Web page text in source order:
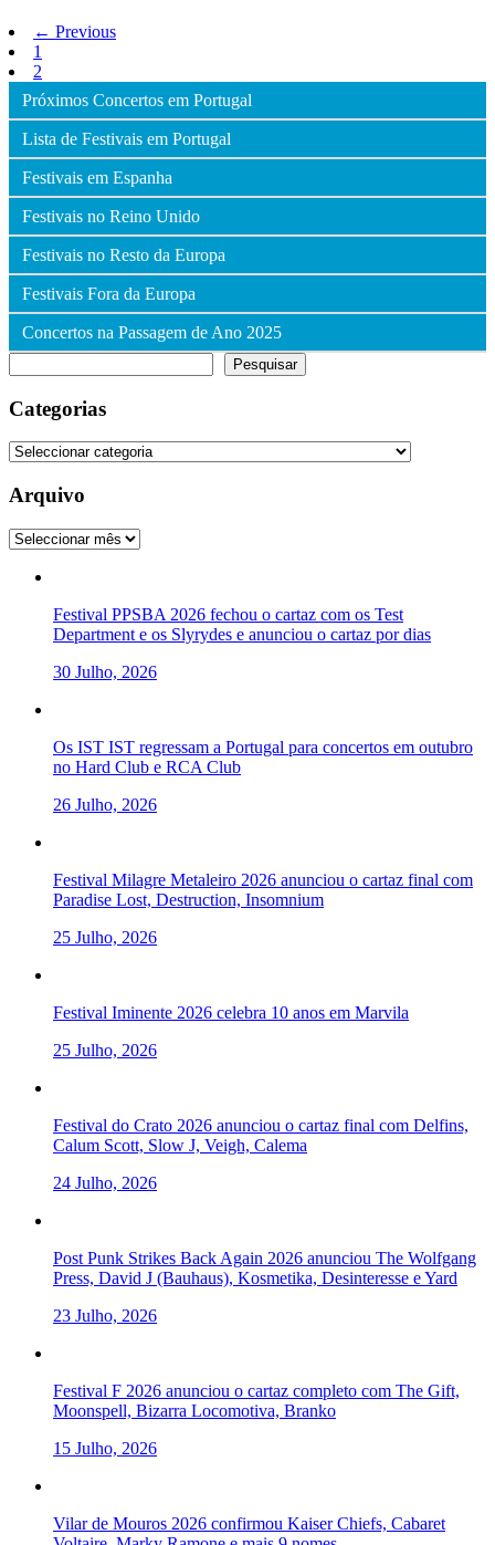
← Previous
1
2
Próximos Concertos em Portugal
Lista de Festivais em Portugal
Festivais em Espanha
Festivais no Reino Unido
Festivais no Resto da Europa
Festivais Fora da Europa
Concertos na Passagem de Ano 2025
Pesquisar
Categorias
Categorias
Arquivo
Arquivo
Festival PPSBA 2026 fechou o cartaz com os Test
Department e os Slyrydes e anunciou o cartaz por dias
30 Julho, 2026
Os IST IST regressam a Portugal para concertos em outubro
no Hard Club e RCA Club
26 Julho, 2026
Festival Milagre Metaleiro 2026 anunciou o cartaz final com
Paradise Lost, Destruction, Insomnium
25 Julho, 2026
Festival Iminente 2026 celebra 10 anos em Marvila
25 Julho, 2026
Festival do Crato 2026 anunciou o cartaz final com Delfins,
Calum Scott, Slow J, Veigh, Calema
24 Julho, 2026
Post Punk Strikes Back Again 2026 anunciou The Wolfgang
Press, David J (Bauhaus), Kosmetika, Desinteresse e Yard
23 Julho, 2026
Festival F 2026 anunciou o cartaz completo com The Gift,
Moonspell, Bizarra Locomotiva, Branko
15 Julho, 2026
Vilar de Mouros 2026 confirmou Kaiser Chiefs, Cabaret